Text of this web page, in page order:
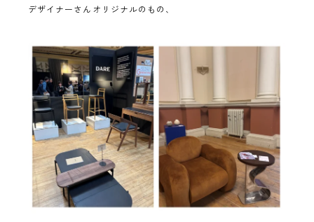
デザイナーさんオリジナルのもの、